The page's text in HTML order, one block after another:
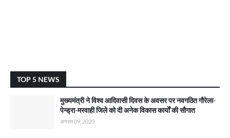
TOP 5 NEWS
मुख्यमंत्री ने विश्व आदिवासी दिवस के अवसर पर नवगठित गौरेला-
पेन्ड्रा-मरवाही जिले को दी अनेक विकास कार्याें की सौगात
अगस्त 09, 2020